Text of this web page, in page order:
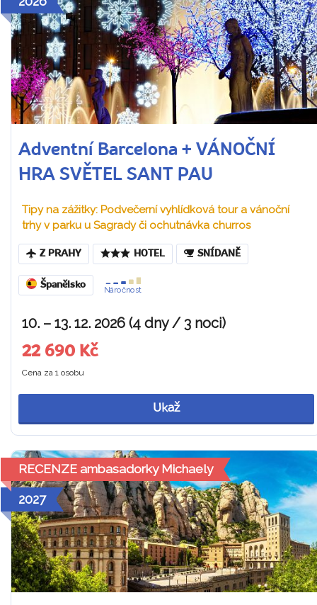
Adventní Barcelona + VÁNOČNÍ
HRA SVĚTEL SANT PAU
Tipy na zážitky: Podvečerní vyhlídková tour a vánoční
trhy v parku u Sagrady či ochutnávka churros
Z PRAHY HOTEL SNÍDANĚ
Španělsko
Náročnost
10. – 13. 12. 2026 (4 dny / 3 noci)
22 690 Kč
Cena za 1 osobu
Ukaž
RECENZE ambasadorky Michaely
2027